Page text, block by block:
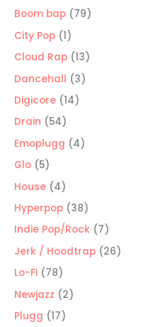
producto
Boom bap 7979
City Pop 11
producto
Cloud Rap 1313
productos
Dancehall 33
Digicore 1414
Drain 5454
productos
Emoplugg 44
Glo 55
productos
House 44
productos
Hyperpop 3838
productos
Indie Pop/Rock 77
productos
Jerk / Hoodtrap 2626
Lo-Fi 7878
productos
Newjazz 22
Plugg 1717